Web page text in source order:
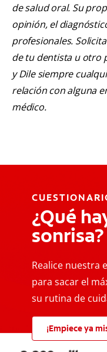
de salud oral. Su
opinión, el
profesionales.
de tu dentista u otro
y Dile siempre
relación con alguna
médico.
¿Qué
sonrisa?
Realice nuestra
para sacar el
su rutina de
¡Empiece ya